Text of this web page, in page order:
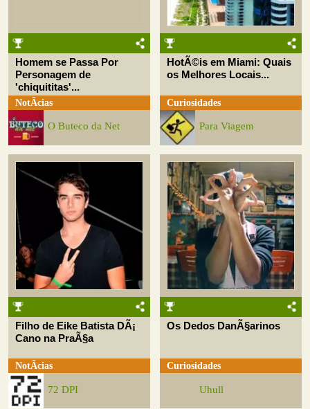
Homem se Passa Por
Personagem de
'chiquititas'...
NotÃ­cias
O Buteco da Net
HotÃ©is em Miami: Quais
os Melhores Locais...
Curiosidades
Para Viagem
Filho de Eike Batista DÃ¡
Cano na PraÃ§a
NotÃ­cias
72 DPI
Os Dedos DanÃ§arinos
Curiosidades
Uhull